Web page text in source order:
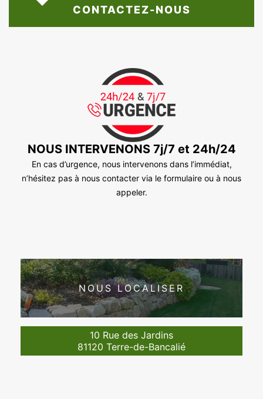
CONTACTEZ-NOUS
NOUS INTERVENONS 7j/7 et 24h/24
En cas d’urgence, nous intervenons dans l’immédiat,
n’hésitez pas à nous contacter via le formulaire ou à nous
appeler.
NOUS LOCALISER
10 Rue des Jardins
81120 Terre-de-Bancalié